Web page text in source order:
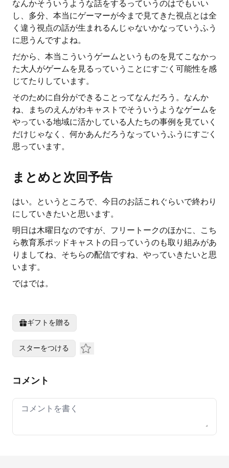
なんかそういうような話をするっていうのはでもいい
し、多分、本当にゲーマーが今まで見てきた視点とは全
く違う視点の話が生まれるんじゃないかなっていうふう
に思うんですよね。
だから、本当こういうゲームというものを見てこなかっ
た大人がゲームを見るっていうことにすごく可能性を感
じてたりしています。
そのために自分ができることってなんだろう。なんか
ね、まちのえんがわキャストでそういうようなゲームを
やっている地域に活かしている人たちの事例を見ていく
だけじゃなく、何かあんだろうなっていうふうにすごく
思っています。
まとめと次回予告
はい。というところで、今日のお話これぐらいで終わり
にしていきたいと思います。
明日は木曜日なのですが、フリートークのほかに、こち
ら教育系ポッドキャストの日っていうのも取り組みがあ
りましてね、そちらの配信ですね、やっていきたいと思
います。
ではでは。
ギフトを贈る
スターをつける
コメント
Your comment